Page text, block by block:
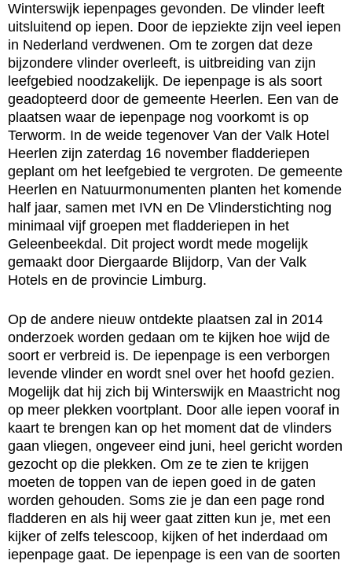
Winterswijk iepenpages gevonden. De vlinder leeft
uitsluitend op iepen. Door de iepziekte zijn veel iepen
in Nederland verdwenen. Om te zorgen dat deze
bijzondere vlinder overleeft, is uitbreiding van zijn
leefgebied noodzakelijk. De iepenpage is als soort
geadopteerd door de gemeente Heerlen. Een van de
plaatsen waar de iepenpage nog voorkomt is op
Terworm. In de weide tegenover Van der Valk Hotel
Heerlen zijn zaterdag 16 november fladderiepen
geplant om het leefgebied te vergroten. De gemeente
Heerlen en Natuurmonumenten planten het komende
half jaar, samen met IVN en De Vlinderstichting nog
minimaal vijf groepen met fladderiepen in het
Geleenbeekdal. Dit project wordt mede mogelijk
gemaakt door Diergaarde Blijdorp, Van der Valk
Hotels en de provincie Limburg.
Op de andere nieuw ontdekte plaatsen zal in 2014
onderzoek worden gedaan om te kijken hoe wijd de
soort er verbreid is. De iepenpage is een verborgen
levende vlinder en wordt snel over het hoofd gezien.
Mogelijk dat hij zich bij Winterswijk en Maastricht nog
op meer plekken voortplant. Door alle iepen vooraf in
kaart te brengen kan op het moment dat de vlinders
gaan vliegen, ongeveer eind juni, heel gericht worden
gezocht op die plekken. Om ze te zien te krijgen
moeten de toppen van de iepen goed in de gaten
worden gehouden. Soms zie je dan een page rond
fladderen en als hij weer gaat zitten kun je, met een
kijker of zelfs telescoop, kijken of het inderdaad om
iepenpage gaat. De iepenpage is een van de soorten